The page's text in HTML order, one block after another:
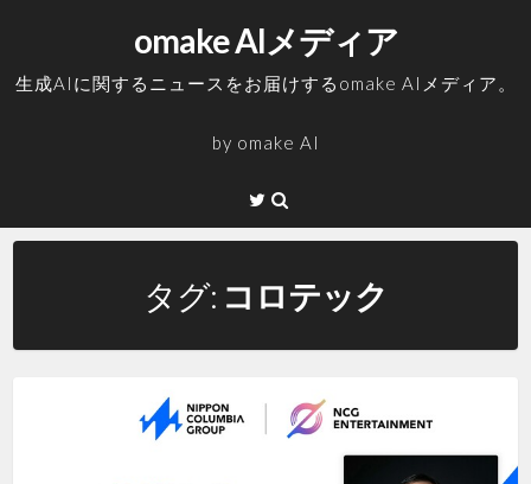
ッ
omake AIメディア
生成AIに関するニュースをお届けするomake AIメディア。
by omake AI
Twitter
タグ: コロテック